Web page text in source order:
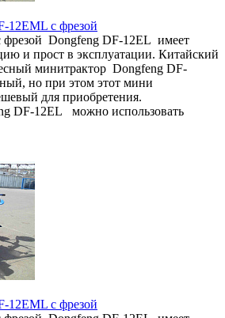
12EML с фрезой
фрезой Dongfeng DF-12EL имеет
и прост в эксплуатации. Китайский
минитрактор Dongfeng DF-
но при этом этот мини
для приобретения.
DF-12EL можно использовать
12EML с фрезой